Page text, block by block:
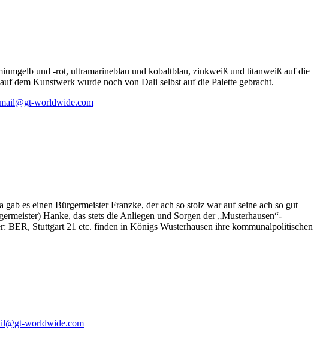
und -rot, ultramarineblau und kobaltblau, zinkweiß und titanweiß auf die
dem Kunstwerk wurde noch von Dali selbst auf die Palette gebracht.
worldwide.com
es einen Bürgermeister Franzke, der ach so stolz war auf seine ach so gut
Hanke, das stets die Anliegen und Sorgen der „Musterhausen“-
Stuttgart 21 etc. finden in Königs Wusterhausen ihre kommunalpolitischen
worldwide.com